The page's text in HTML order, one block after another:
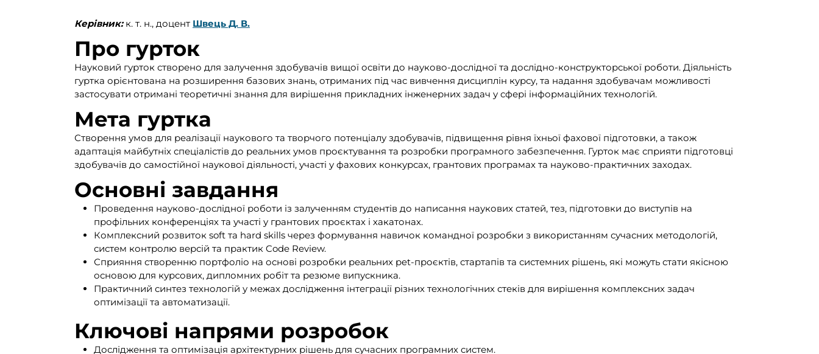
Керівник:к. т. н., доцент Швець Д. В.
Про гурток
Науковий гурток створено для залучення здобувачів вищої освіти до науково-дослідної та дослідно-конструкторської роботи. Діяльність
гуртка орієнтована на розширення базових знань, отриманих під час вивчення дисциплін курсу, та надання здобувачам можливості
застосувати отримані теоретичні знання для вирішення прикладних інженерних задач у сфері інформаційних технологій.
Мета гуртка
Створення умов для реалізації наукового та творчого потенціалу здобувачів, підвищення рівня їхньої фахової підготовки, а також
адаптація майбутніх спеціалістів до реальних умов проєктування та розробки програмного забезпечення. Гурток має сприяти підготовці
здобувачів до самостійної наукової діяльності, участі у фахових конкурсах, грантових програмах та науково-практичних заходах.
Основні завдання
Проведення науково-дослідної роботи із залученням студентів до написання наукових статей, тез, підготовки до виступів на
профільних конференціях та участі у грантових проєктах і хакатонах.
Комплексний розвиток soft та hard skills через формування навичок командної розробки з використанням сучасних методологій,
систем контролю версій та практик Code Review.
Сприяння створенню портфоліо на основі розробки реальних pet-проєктів, стартапів та системних рішень, які можуть стати якісною
основою для курсових, дипломних робіт та резюме випускника.
Практичний синтез технологій у межах дослідження інтеграції різних технологічних стеків для вирішення комплексних задач
оптимізації та автоматизації.
Ключові напрями розробок
Дослідження та оптимізація архітектурних рішень для сучасних програмних систем.